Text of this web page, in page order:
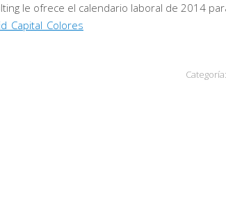
le ofrece el calendario laboral de 2014
Categoría: